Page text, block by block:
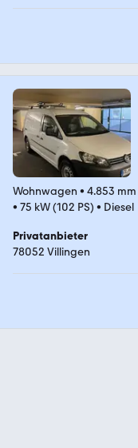
Wohnwagen • 4.853 mm
• 75 kW (102 PS) • Diesel
Privatanbieter
78052 Villingen